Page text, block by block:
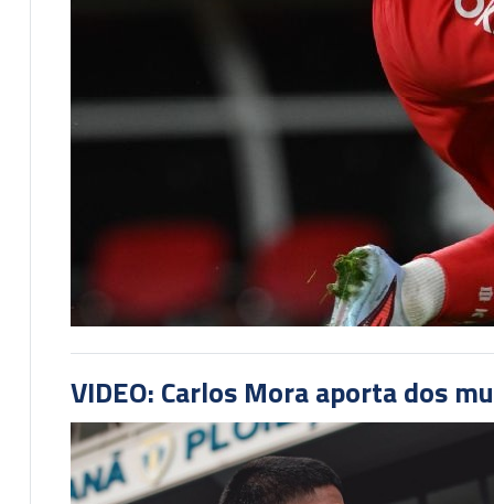
VIDEO: Carlos Mora aporta dos